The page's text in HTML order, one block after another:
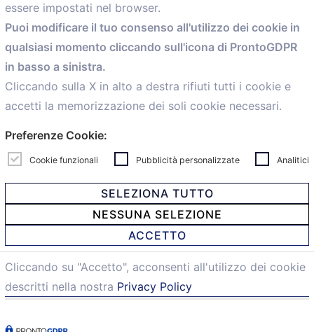
Home
Servizi
Convenzioni
Voce delle Nostre aziende
Informazioni Ex L. 124/2017
News
personalCaf
© 2021 Confartigianato Imprese Mandamento Bologna -
Via Papini, 18 - 40128 Bologna - Italy
Privacy e Cookie
essere impostati nel browser.
Puoi modificare il tuo consenso all'utilizzo dei cookie in
qualsiasi momento cliccando sull'icona di ProntoGDPR
in basso a sinistra.
Cliccando sulla X in alto a destra rifiuti tutti i cookie e
accetti la memorizzazione dei soli cookie necessari.
Preferenze Cookie:
Cookie funzionali Pubblicità personalizzate Analitici
SELEZIONA TUTTO
NESSUNA SELEZIONE
ACCETTO
Cliccando su "Accetto", acconsenti all'utilizzo dei cookie
descritti nella nostra Privacy Policy